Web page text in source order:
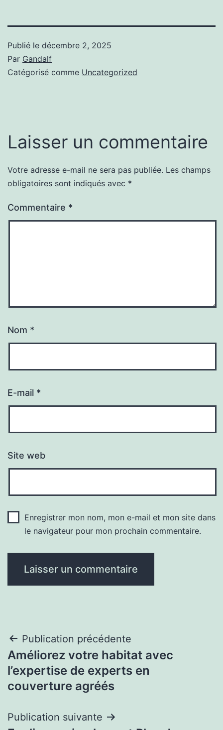
Publié le décembre 2, 2025
Par Gandalf
Catégorisé comme Uncategorized
Laisser un commentaire
Votre adresse e-mail ne sera pas publiée. Les champs
obligatoires sont indiqués avec *
Commentaire *
Nom *
E-mail *
Site web
Enregistrer mon nom, mon e-mail et mon site dans
le navigateur pour mon prochain commentaire.
Navigation
de
l’article
Publication précédente
Améliorez votre habitat avec
l’expertise de experts en
couverture agréés
Publication suivante